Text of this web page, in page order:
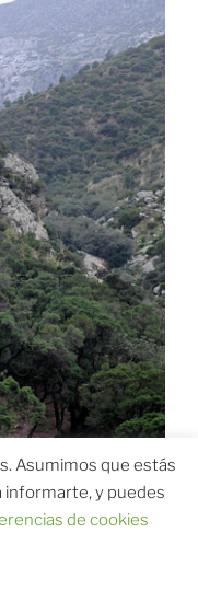
Asumimos que estás
informarte, y puedes
de cookies